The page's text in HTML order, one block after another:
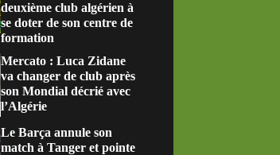
deuxième club algérien à
se doter de son centre de
formation
Mercato : Luca Zidane
va changer de club après
son Mondial décrié avec
l’Algérie
Le Barça annule son
match à Tanger et pointe